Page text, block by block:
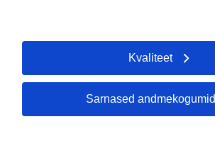
Kvaliteet
Sarnased andmekogumid